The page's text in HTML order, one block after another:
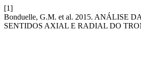
[1]
Bonduelle, G.M. et al. 2015. ANÁLISE
SENTIDOS AXIAL E RADIAL DO